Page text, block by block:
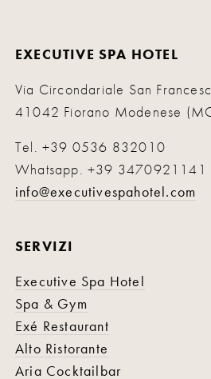
EXECUTIVE SPA HOTEL
Via Circondariale San
41042 Fiorano Modenese
Tel. +39 0536 832010
Whatsapp. +39 3470921141
info@executivespahotel.com
SERVIZI
Executive Spa Hotel
Spa & Gym
Exé Restaurant
Alto Ristorante
Aria Cocktailbar